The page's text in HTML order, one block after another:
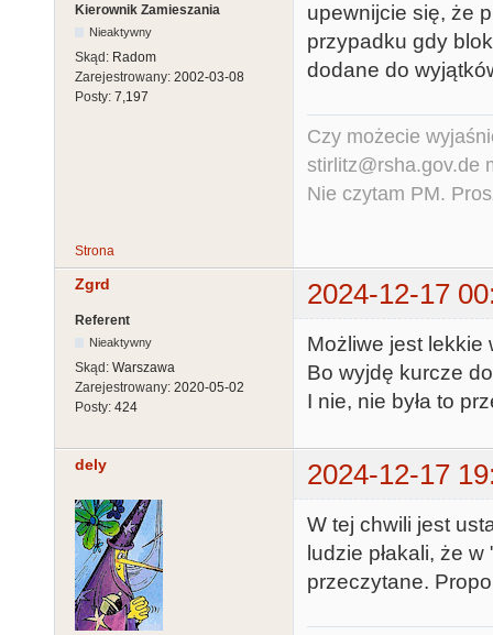
Kierownik Zamieszania
Nieaktywny
Skąd: Radom
Zarejestrowany: 2002-03-08
Posty: 7,197
upewnijcie się, że
przypadku gdy
dodane do
Czy możecie
stirlitz@rsha.gov.de
Nie czytam PM.
Strona
Zgrd 2024-12-17
Referent
Nieaktywny
Skąd: Warszawa
Zarejestrowany: 2020-05-02
Posty: 424
Możliwe jest lekkie
Bo wyjdę kurcze
I nie, nie była to
dely 2024-12-17
W tej chwili jest
ludzie płakali, że
przeczytane.